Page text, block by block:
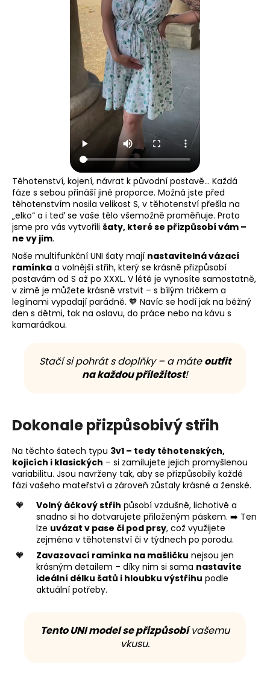
Těhotenství, kojení, návrat k původní postavě… Každá
fáze s sebou přináší jiné proporce. Možná jste před
těhotenstvím nosila velikost S, v těhotenství přešla na
„elko“ a i teď se vaše tělo všemožně proměňuje. Proto
jsme pro vás vytvořili šaty, které se přizpůsobí vám –
ne vy jim.
Naše multifunkční UNI šaty mají nastavitelná vázací
ramínka a volnější střih, který se krásně přizpůsobí
postavám od S až po XXXL. V létě je vynosíte samostatně,
v zimě je můžete krásně vrstvit – s bílým tričkem a
legínami vypadají parádně. 🧡 Navíc se hodí jak na běžný
den s dětmi, tak na oslavu, do práce nebo na kávu s
kamarádkou.
Stačí si pohrát s doplňky – a máteoutfit
na každou příležitost!
Dokonale přizpůsobivý střih
Na těchto šatech typu 3v1 – tedy těhotenských,
kojicích i klasických – si zamilujete jejich promyšlenou
variabilitu. Jsou navrženy tak, aby se přizpůsobily každé
fázi vašeho mateřství a zároveň zůstaly krásné a ženské.
Volný áčkový střih působí vzdušně, lichotivě a
snadno si ho dotvarujete přiloženým páskem. ➡️ Ten
lze uvázat v pase či pod prsy, což využijete
zejména v těhotenství či v týdnech po porodu.
Zavazovací ramínka na mašličku nejsou jen
krásným detailem – díky nim si sama nastavíte
ideální délku šatů i hloubku výstřihu podle
aktuální potřeby.
Tento UNI model se přizpůsobívašemu
vkusu.